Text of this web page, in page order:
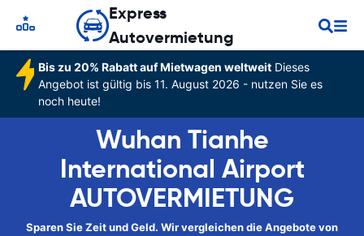
Express
Autovermietung
Bis zu 20% Rabatt auf Mietwagen weltweitDieses
Angebot ist gültig bis 11. August 2026 - nutzen Sie es
noch heute!
Wuhan Tianhe
International Airport
AUTOVERMIETUNG
Sparen Sie Zeit und Geld. Wir vergleichen die Angebote von